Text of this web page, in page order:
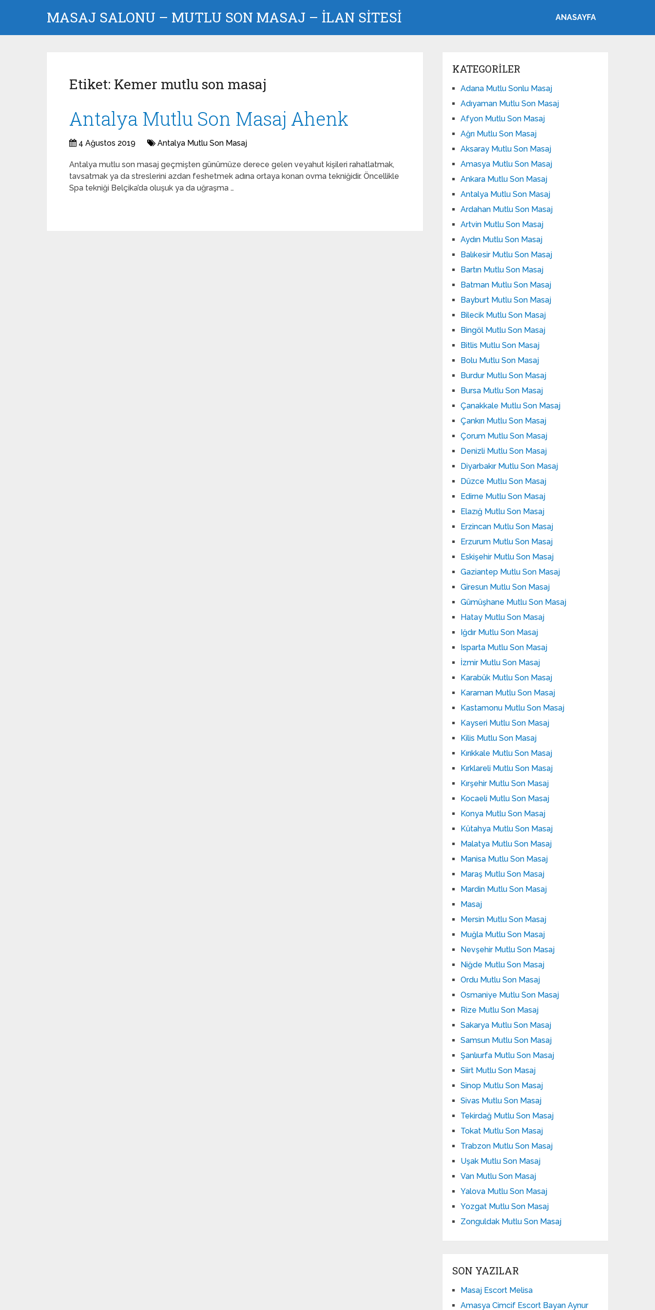
MASAJ SALONU – MUTLU SON MASAJ – İLAN SİTESİ ANASAYFA
Etiket: Kemer mutlu son masaj
Antalya Mutlu Son Masaj Ahenk
4 Ağustos 2019 Antalya Mutlu Son Masaj
Antalya mutlu son masaj geçmişten günümüze derece gelen veyahut kişileri rahatlatmak,
tavsatmak ya da streslerini azdan feshetmek adına ortaya konan ovma tekniğidir. Öncellikle
Spa tekniği Belçika’da oluşuk ya da uğraşma …
KATEGORILER
Adana Mutlu Sonlu Masaj
Adıyaman Mutlu Son Masaj
Afyon Mutlu Son Masaj
Ağrı Mutlu Son Masaj
Aksaray Mutlu Son Masaj
Amasya Mutlu Son Masaj
Ankara Mutlu Son Masaj
Antalya Mutlu Son Masaj
Ardahan Mutlu Son Masaj
Artvin Mutlu Son Masaj
Aydın Mutlu Son Masaj
Balıkesir Mutlu Son Masaj
Bartın Mutlu Son Masaj
Batman Mutlu Son Masaj
Bayburt Mutlu Son Masaj
Bilecik Mutlu Son Masaj
Bingöl Mutlu Son Masaj
Bitlis Mutlu Son Masaj
Bolu Mutlu Son Masaj
Burdur Mutlu Son Masaj
Bursa Mutlu Son Masaj
Çanakkale Mutlu Son Masaj
Çankırı Mutlu Son Masaj
Çorum Mutlu Son Masaj
Denizli Mutlu Son Masaj
Diyarbakır Mutlu Son Masaj
Düzce Mutlu Son Masaj
Edirne Mutlu Son Masaj
Elazığ Mutlu Son Masaj
Erzincan Mutlu Son Masaj
Erzurum Mutlu Son Masaj
Eskişehir Mutlu Son Masaj
Gaziantep Mutlu Son Masaj
Giresun Mutlu Son Masaj
Gümüşhane Mutlu Son Masaj
Hatay Mutlu Son Masaj
Iğdır Mutlu Son Masaj
Isparta Mutlu Son Masaj
İzmir Mutlu Son Masaj
Karabük Mutlu Son Masaj
Karaman Mutlu Son Masaj
Kastamonu Mutlu Son Masaj
Kayseri Mutlu Son Masaj
Kilis Mutlu Son Masaj
Kırıkkale Mutlu Son Masaj
Kırklareli Mutlu Son Masaj
Kırşehir Mutlu Son Masaj
Kocaeli Mutlu Son Masaj
Konya Mutlu Son Masaj
Kütahya Mutlu Son Masaj
Malatya Mutlu Son Masaj
Manisa Mutlu Son Masaj
Maraş Mutlu Son Masaj
Mardin Mutlu Son Masaj
Masaj
Mersin Mutlu Son Masaj
Muğla Mutlu Son Masaj
Nevşehir Mutlu Son Masaj
Niğde Mutlu Son Masaj
Ordu Mutlu Son Masaj
Osmaniye Mutlu Son Masaj
Rize Mutlu Son Masaj
Sakarya Mutlu Son Masaj
Samsun Mutlu Son Masaj
Şanlıurfa Mutlu Son Masaj
Siirt Mutlu Son Masaj
Sinop Mutlu Son Masaj
Sivas Mutlu Son Masaj
Tekirdağ Mutlu Son Masaj
Tokat Mutlu Son Masaj
Trabzon Mutlu Son Masaj
Uşak Mutlu Son Masaj
Van Mutlu Son Masaj
Yalova Mutlu Son Masaj
Yozgat Mutlu Son Masaj
Zonguldak Mutlu Son Masaj
SON YAZILAR
Masaj Escort Melisa
Amasya Cimcif Escort Bayan Aynur